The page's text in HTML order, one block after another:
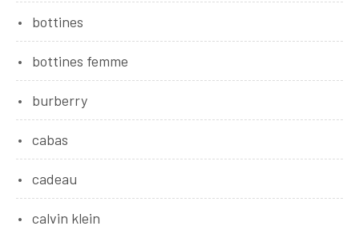
bottines
bottines femme
burberry
cabas
cadeau
calvin klein